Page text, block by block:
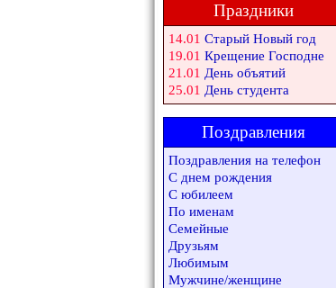
Праздники
14.01 Старый Новый год
19.01 Крещение Господне
21.01 День объятий
25.01 День студента
Поздравления
Поздравления на телефон
С днем рождения
С юбилеем
По именам
Семейные
Друзьям
Любимым
Мужчине/женщине